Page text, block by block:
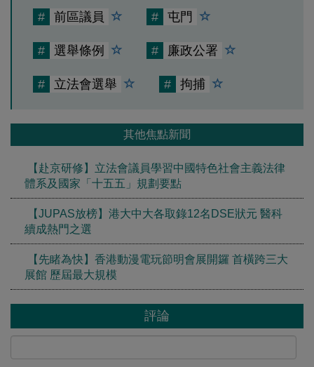
# 前區議員 # 屯門
# 選舉條例 # 廉政公署
# 立法會選舉 # 拘捕
其他焦點新聞
【赴京研修】立法會議員學習中國特色社會主義法律
體系及國家「十五五」規劃要點
【JUPAS放榜】港大中大各取錄12名DSE狀元 醫科
續成熱門之選
【先睹為快】香港動漫電玩節明會展開鑼 首橫跨三大
展館 歷屆最大規模
評論